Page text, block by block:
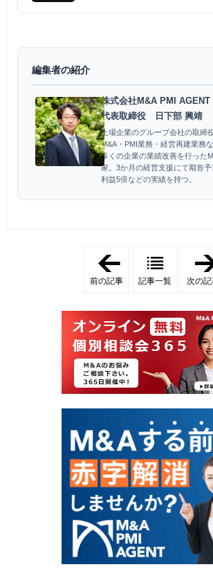
編集者の紹介
株式会社M&A PMI AGENT
代表取締役 日下部 興靖
上場企業のグループ会社の取締
M&A・PMI業務・経営再建業務
多くの企業の業績改善を行った
家。3か月の経営支援にて期首予
利益5倍などの実績を持つ。
買
収
側
の
メ
リ
ト
と
は
相
場
や
成
功
事
例
、
戦
略
を
徹
底
解
前の記事 記事一覧 次の